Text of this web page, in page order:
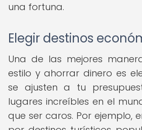
una fortuna.
Elegir destinos
Una de las mejores
estilo y ahorrar dinero es
se ajusten a tu
lugares increíbles en el
que ser caros. Por ejemplo,